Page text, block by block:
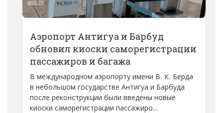
Аэропорт Антигуа и Барбуд
обновил киоски саморегистрации
пассажиров и багажа
В международном аэропорту имени В. К. Берда
в небольшом государстве Антигуа и Барбуда
после реконструкции были введены новые
киоски саморегистрации пассажиро...